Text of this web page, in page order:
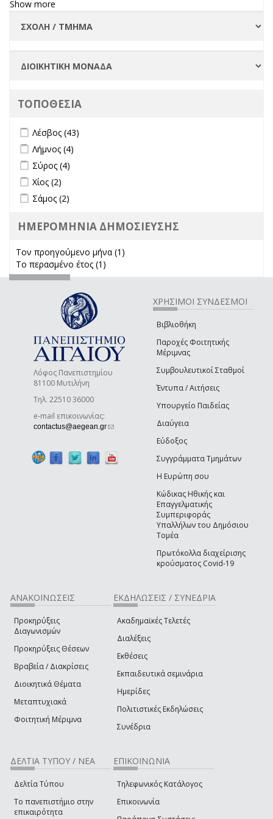
Show more
ΤΟΠΟΘΕΣΙΑ
Apply Λέσβος filter
Λέσβος (43)
Apply Λήμνος filter
Λήμνος (4)
Apply Σύρος filter
Σύρος (4)
Apply Χίος filter
Χίος (2)
Apply Σάμος filter
Σάμος (2)
ΗΜΕΡΟΜΗΝΙΑ ΔΗΜΟΣΙΕΥΣΗΣ
Τον προηγούμενο μήνα (1)
Το περασμένο έτος (1)
Λόφος Πανεπιστημίου
81100 Μυτιλήνη
Τηλ. 22510 36000
e-mail επικοινωνίας:
contactus@aegean.gr(link sends e-mail)
ΧΡΗΣΙΜΟΙ ΣΥΝΔΕΣΜΟΙ
Βιβλιοθήκη
Παροχές Φοιτητικής
Μέριμνας
Συμβουλευτικοί Σταθμοί
Έντυπα / Αιτήσεις
Υπουργείο Παιδείας
Διαύγεια
Εύδοξος
Συγγράμματα Τμημάτων
Η Ευρώπη σου
Κώδικας Ηθικής και
Επαγγελματικής
Συμπεριφοράς
Υπαλλήλων του Δημόσιου
Τομέα
Πρωτόκολλα διαχείρισης
κρούσματος Covid-19
ΑΝΑΚΟΙΝΩΣΕΙΣ
Προκηρύξεις
Διαγωνισμών
Προκηρύξεις Θέσεων
Βραβεία / Διακρίσεις
Διοικητικά Θέματα
Μεταπτυχιακά
Φοιτητική Μέριμνα
ΕΚΔΗΛΩΣΕΙΣ / ΣΥΝΕΔΡΙΑ
Ακαδημαϊκές Τελετές
Διαλέξεις
Εκθέσεις
Εκπαιδευτικά σεμινάρια
Ημερίδες
Πολιτιστικές Εκδηλώσεις
Συνέδρια
ΔΕΛΤΙΑ ΤΥΠΟΥ / ΝΕΑ
Δελτία Τύπου
Το πανεπιστήμιο στην
επικαιρότητα
ΕΠΙΚΟΙΝΩΝΙΑ
Τηλεφωνικός Κατάλογος
Επικοινωνία